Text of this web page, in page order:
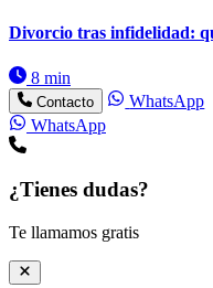
Divorcio tras infidelidad:
8 min
Contacto
WhatsApp
WhatsApp
¿Tienes dudas?
Te llamamos gratis